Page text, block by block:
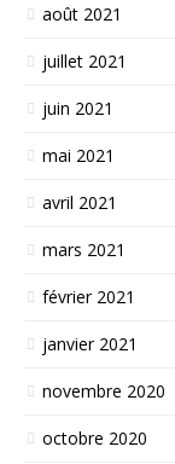
août 2021
juillet 2021
juin 2021
mai 2021
avril 2021
mars 2021
février 2021
janvier 2021
novembre 2020
octobre 2020